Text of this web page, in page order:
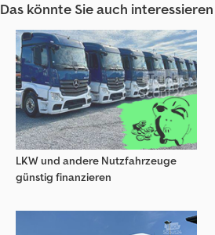
Trailor Auflieger
Das könnte Sie auch interessieren
LKW und andere Nutzfahrzeuge
günstig finanzieren
4
0
.
0
0
0
K
a
u
f
a
f